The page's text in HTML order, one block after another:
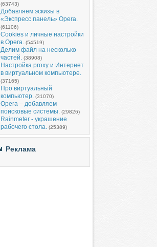
(63743)
Добавляем эскизы в
«Экспресс панель» Opera.
(61106)
Cookies и личные настройки
в Opera. (54519)
Делим файл на несколько
частей. (38908)
Настройка proxy и Интернет
в виртуальном компьютере.
(37165)
Про виртуальный
компьютер. (31070)
Opera – добавляем
поисковые системы. (29826)
Rainmeter - украшение
рабочего стола. (25389)
Реклама